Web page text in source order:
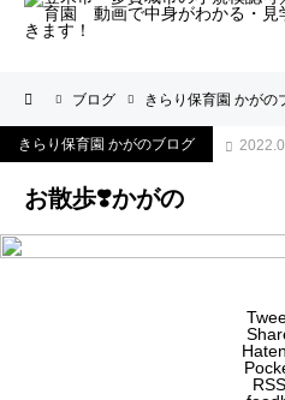
ブログ きらり保育園 かがの
きらり保育園 かがのブログ
お散歩❣️かがの
RSS